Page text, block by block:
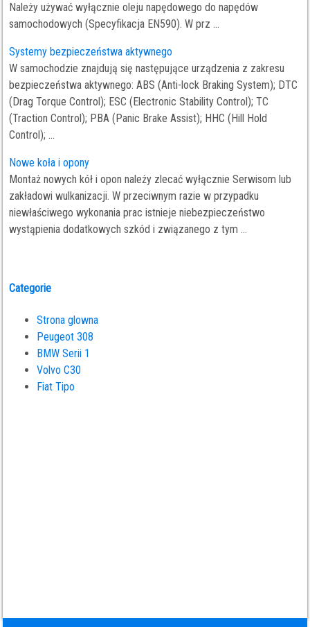
Należy używać wyłącznie oleju napędowego do napędów
samochodowych (Specyfikacja EN590). W prz ...
Systemy bezpieczeństwa aktywnego
W samochodzie znajdują się następujące urządzenia z zakresu
bezpieczeństwa aktywnego: ABS (Anti-lock Braking System); DTC
(Drag Torque Control); ESC (Electronic Stability Control); TC
(Traction Control); PBA (Panic Brake Assist); HHC (Hill Hold
Control); ...
Nowe koła i opony
Montaż nowych kół i opon należy zlecać wyłącznie Serwisom lub
zakładowi wulkanizacji. W przeciwnym razie w przypadku
niewłaściwego wykonania prac istnieje niebezpieczeństwo
wystąpienia dodatkowych szkód i związanego z tym ...
Categorie
Strona glowna
Peugeot 308
BMW Serii 1
Volvo C30
Fiat Tipo